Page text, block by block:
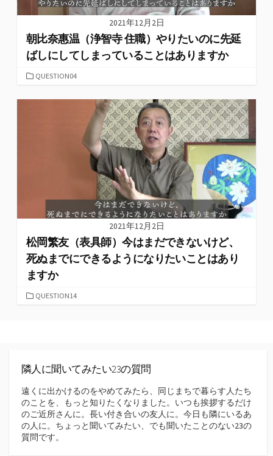
2021年12月2日
朝比奈惠温（浄智寺 住職）やりたいのに先延
ばしにしてしまっていることはありますか
カ
ゴ
QUESTION04
2021年12月2日
松岡繁友（表具師）今はまだできないけど、
死ぬまでにできるようになりたいことはあり
ますか
カQUESTION14
隣人に聞いてみたい23の質問
遠くに出かけるのをやめてみたら、同じまちで暮らす人たち
のことを、もっと知りたくなりました。いつも挨拶するだけ
のご近所さんに。長い付き合いの友人に。今日も隣にいるあ
の人に。ちょっと聞いてみたい、でも聞いたことのない23の
質問です。